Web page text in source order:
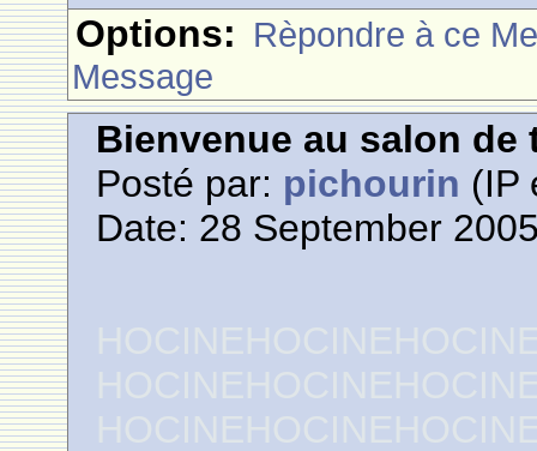
Options: Rèpondre à ce
Message
Bienvenue au salon de
Posté par: pichourin (IP
Date: 28 September